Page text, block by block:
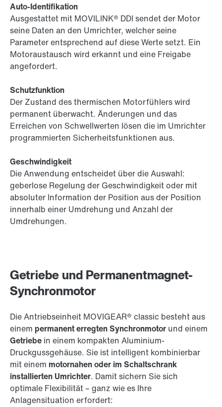
Getriebe und Permanentmagnet-
Synchronmotor
Die Antriebseinheit MOVIGEAR® classic besteht aus
einem permanent erregten Synchronmotor und einem
Getriebe in einem kompakten Aluminium-
Druckgussgehäuse. Sie ist intelligent kombinierbar
mit einem motornahen oder im Schaltschrank
installierten Umrichter. Damit sichern Sie sich
optimale Flexibilität – ganz wie es Ihre
Anlagensituation erfordert:
Auto-Identifikation
Ausgestattet mit MOVILINK® DDI sendet der Motor
seine Daten an den Umrichter, welcher seine
Parameter entsprechend auf diese Werte setzt. Ein
Motoraustausch wird erkannt und eine Freigabe
angefordert.
Schutzfunktion
Der Zustand des thermischen Motorfühlers wird
permanent überwacht. Änderungen und das
Erreichen von Schwellwerten lösen die im Umrichter
programmierten Sicherheitsfunktionen aus.
Geschwindigkeit
Die Anwendung entscheidet über die Auswahl:
geberlose Regelung der Geschwindigkeit oder mit
absoluter Information der Position aus der Position
innerhalb einer Umdrehung und Anzahl der
Umdrehungen.